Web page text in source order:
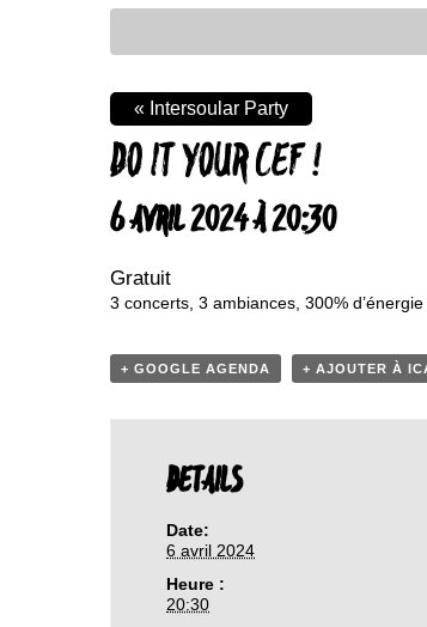
DO IT YOUR CEF !
6 AVRIL 2024 À 20:30
Gratuit
« Intersoular Party
3 concerts, 3 ambiances, 300%
+ GOOGLE AGENDA + AJOUTER À
DETAILS
Date:
6 avril 2024
Heure :
20:30